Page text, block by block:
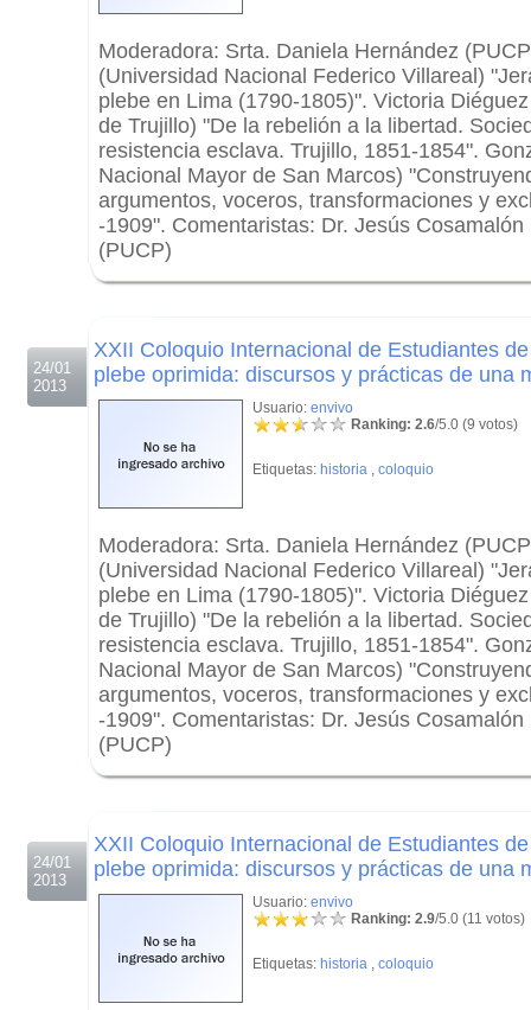
Moderadora: Srta. Daniela Hernández
(Universidad Nacional Federico Villareal)
plebe en Lima (1790-1805)". Victoria
de Trujillo) "De la rebelión a la libertad.
resistencia esclava. Trujillo, 1851-1854".
Nacional Mayor de San Marcos)
argumentos, voceros, transformaciones y
-1909". Comentaristas: Dr. Jesús
(PUCP)
24/01
2013
XXII Coloquio Internacional de Estudiantes
plebe oprimida: discursos y prácticas de una
Usuario: envivo
Ranking: 2.6/5.0 (9 votos)
Etiquetas: historia , coloquio
Moderadora: Srta. Daniela Hernández
(Universidad Nacional Federico Villareal)
plebe en Lima (1790-1805)". Victoria
de Trujillo) "De la rebelión a la libertad.
resistencia esclava. Trujillo, 1851-1854".
Nacional Mayor de San Marcos)
argumentos, voceros, transformaciones y
-1909". Comentaristas: Dr. Jesús
(PUCP)
24/01
2013
XXII Coloquio Internacional de Estudiantes
plebe oprimida: discursos y prácticas de una
Usuario: envivo
Ranking: 2.9/5.0 (11 votos)
Etiquetas: historia , coloquio